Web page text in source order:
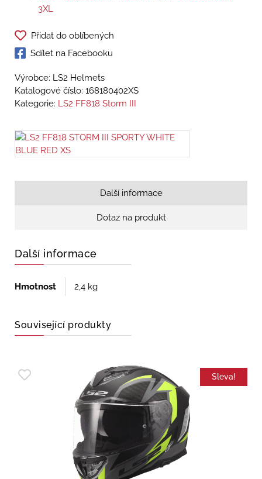
3XL
Přidat do oblíbených
Sdílet na Facebooku
Výrobce: LS2 Helmets
Katalogové číslo: 168180402XS
Kategorie: LS2 FF818 Storm III
Další informace
Dotaz na produkt
Další informace
Hmotnost 2,4 kg
Související produkty
Sleva!